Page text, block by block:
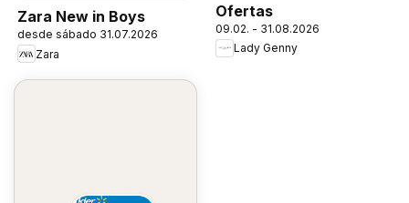
Zara New in Boys
desde sábado 31.07.2026
Zara
Ofertas
09.02. - 31.08.2026
Lady Genny